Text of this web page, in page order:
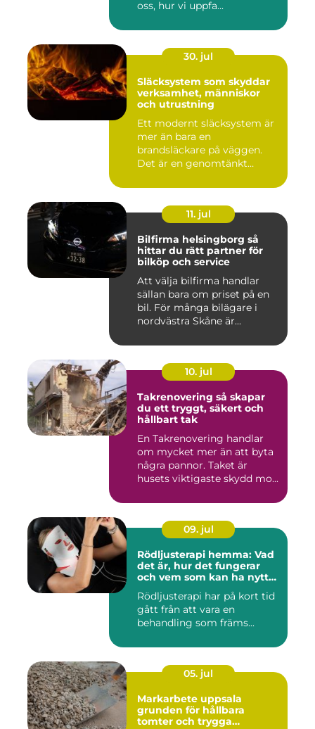
oss, hur vi uppfa...
30. jul
Släcksystem som skyddar
verksamhet, människor
och utrustning
Ett modernt släcksystem är
mer än bara en
brandsläckare på väggen.
Det är en genomtänkt
11. jul
Bilfirma helsingborg så
hittar du rätt partner för
bilköp och service
Att välja bilfirma handlar
sällan bara om priset på en
bil. För många bilägare i
nordvästra Skåne är...
10. jul
Takrenovering så skapar
du ett tryggt, säkert och
hållbart tak
En Takrenovering handlar
om mycket mer än att byta
några pannor. Taket är
husets viktigaste skydd mo...
09. jul
Rödljusterapi hemma: Vad
det är, hur det fungerar
och vem som kan ha nytta
Rödljusterapi har på kort tid
gått från att vara en
behandling som främs...
05. jul
Markarbete uppsala
grunden för hållbara
tomter och trygga